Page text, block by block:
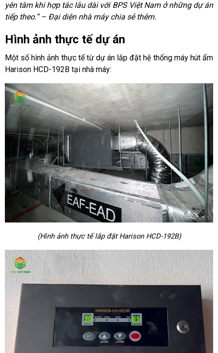
yên tâm khi hợp tác lâu dài với BPS Việt Nam ở những dự án
tiếp theo.” – Đại diện nhà máy chia sẻ thêm.
Hình ảnh thực tế dự án
Một số hình ảnh thực tế từ dự án lắp đặt hệ thống máy hút ẩm
Harison HCD-192B tại nhà máy:
(Hình ảnh thực tế lắp đặt Harison HCD-192B)